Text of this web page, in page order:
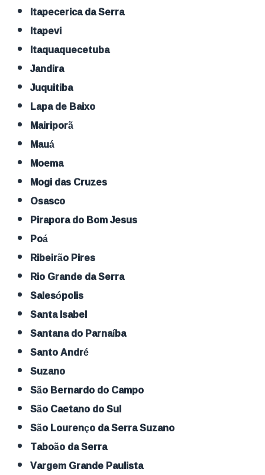
Itapecerica da Serra
Itapevi
Itaquaquecetuba
Jandira
Juquitiba
Lapa de Baixo
Mairiporã
Mauá
Moema
Mogi das Cruzes
Osasco
Pirapora do Bom Jesus
Poá
Ribeirão Pires
Rio Grande da Serra
Salesópolis
Santa Isabel
Santana do Parnaíba
Santo André
Suzano
São Bernardo do Campo
São Caetano do Sul
São Lourenço da Serra Suzano
Taboão da Serra
Vargem Grande Paulista